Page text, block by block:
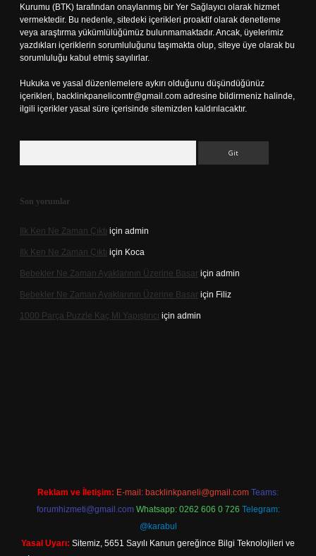
Kurumu (BTK) tarafından onaylanmış bir Yer Sağlayıcı olarak hizmet
vermektedir. Bu nedenle, sitedeki içerikleri proaktif olarak denetleme
veya araştırma yükümlülüğümüz bulunmamaktadır. Ancak, üyelerimiz
yazdıkları içeriklerin sorumluluğunu taşımakta olup, siteye üye olarak bu
sorumluluğu kabul etmiş sayılırlar.
Hukuka ve yasal düzenlemelere aykırı olduğunu düşündüğünüz
içerikleri, backlinkpanelicomtr@gmail.com adresine bildirmeniz halinde,
ilgili içerikler yasal süre içerisinde sitemizden kaldırılacaktır.
Son yorumlar
Ilk Ken Ne Zaman Çıktı için admin
Ilk Ken Ne Zaman Çıktı için Koca
Bebekler Ne Zaman Ayaklarının Üzerine Basar için admin
Bebekler Ne Zaman Ayaklarının Üzerine Basar için Filiz
1000 Parça Puzzle Kaç Ml Yapıştırıcı için admin
Reklam ve İletişim: E-mail: backlinkpaneli@gmail.com Teams:
forumhizmeti@gmail.com Whatsapp: 0262 606 0 726 Telegram:
@karabul
Yasal Uyarı: Sitemiz, 5651 Sayılı Kanun gereğince Bilgi Teknolojileri ve